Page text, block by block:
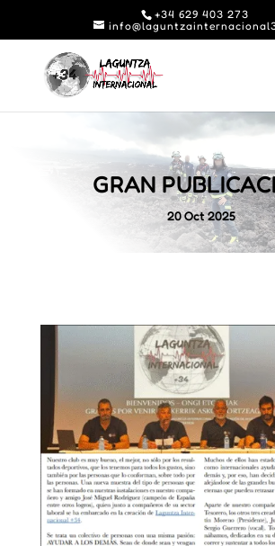
+34 629 403 273
GRAN
20 Oct 2025